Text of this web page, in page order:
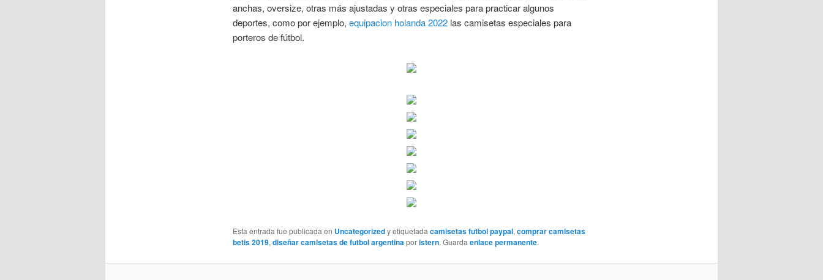
anchas, oversize, otras más ajustadas y otras especiales para practicar algunos
deportes, como por ejemplo, equipacion holanda 2022las camisetas especiales para
porteros de fútbol.
Esta entrada fue publicada en Uncategorizedy etiquetadacamisetas futbol paypal,comprar camisetas
betis 2019,diseñar camisetas de futbol argentinaporistern. Guardaenlace permanente.